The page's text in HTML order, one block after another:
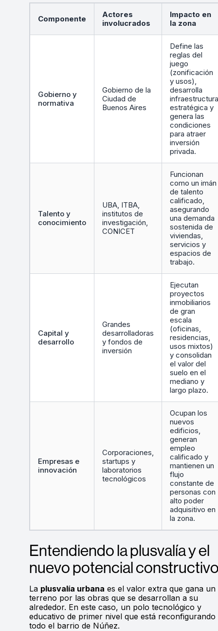
Componente
Actores
involucrados
Impacto en
la zona
Gobierno y
normativa
Gobierno de la
Ciudad de
Buenos Aires
Define las
reglas del
juego
(zonificación
y usos),
desarrolla
infraestructura
estratégica y
genera las
condiciones
para atraer
inversión
privada.
Talento y
conocimiento
UBA, ITBA,
institutos de
investigación,
CONICET
Funcionan
como un imán
de talento
calificado,
asegurando
una demanda
sostenida de
viviendas,
servicios y
espacios de
trabajo.
Capital y
desarrollo
Grandes
desarrolladoras
y fondos de
inversión
Ejecutan
proyectos
inmobiliarios
de gran
escala
(oficinas,
residencias,
usos mixtos)
y consolidan
el valor del
suelo en el
mediano y
largo plazo.
Empresas e
innovación
Corporaciones,
startups y
laboratorios
tecnológicos
Ocupan los
nuevos
edificios,
generan
empleo
calificado y
mantienen un
flujo
constante de
personas con
alto poder
adquisitivo en
la zona.
Entendiendo la plusvalía y el
nuevo potencial
La plusvalía urbana es el valor extra que gana un
terreno por las obras que se desarrollan a su
alrededor. En este caso, un polo tecnológico y
educativo de primer nivel que está reconfigurando
todo el barrio de Núñez.